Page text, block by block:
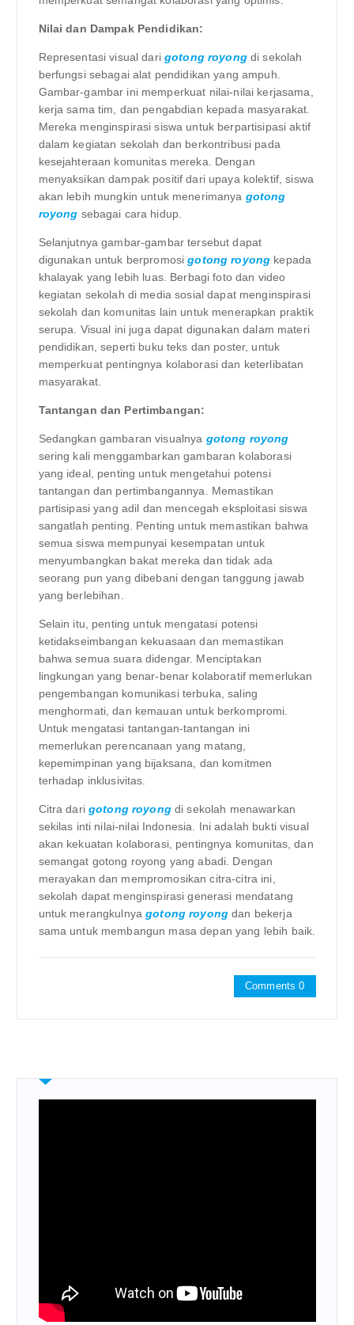
Nilai dan Dampak Pendidikan:
Representasi visual darigotong royongdi sekolah
berfungsi sebagai alat pendidikan yang ampuh.
Gambar-gambar ini memperkuat nilai-nilai kerjasama,
kerja sama tim, dan pengabdian kepada masyarakat.
Mereka menginspirasi siswa untuk berpartisipasi aktif
dalam kegiatan sekolah dan berkontribusi pada
kesejahteraan komunitas mereka. Dengan
menyaksikan dampak positif dari upaya kolektif, siswa
akan lebih mungkin untuk menerimanya gotong
royong sebagai cara hidup.
Selanjutnya gambar-gambar tersebut dapat
digunakan untuk berpromosigotong royong kepada
khalayak yang lebih luas. Berbagi foto dan video
kegiatan sekolah di media sosial dapat menginspirasi
sekolah dan komunitas lain untuk menerapkan praktik
serupa. Visual ini juga dapat digunakan dalam materi
pendidikan, seperti buku teks dan poster, untuk
memperkuat pentingnya kolaborasi dan keterlibatan
masyarakat.
Tantangan dan Pertimbangan:
Sedangkan gambaran visualnya gotong royong
sering kali menggambarkan gambaran kolaborasi
yang ideal, penting untuk mengetahui potensi
tantangan dan pertimbangannya. Memastikan
partisipasi yang adil dan mencegah eksploitasi siswa
sangatlah penting. Penting untuk memastikan bahwa
semua siswa mempunyai kesempatan untuk
menyumbangkan bakat mereka dan tidak ada
seorang pun yang dibebani dengan tanggung jawab
yang berlebihan.
Selain itu, penting untuk mengatasi potensi
ketidakseimbangan kekuasaan dan memastikan
bahwa semua suara didengar. Menciptakan
lingkungan yang benar-benar kolaboratif memerlukan
pengembangan komunikasi terbuka, saling
menghormati, dan kemauan untuk berkompromi.
Untuk mengatasi tantangan-tantangan ini
memerlukan perencanaan yang matang,
kepemimpinan yang bijaksana, dan komitmen
terhadap inklusivitas.
Citra darigotong royongdi sekolah menawarkan
sekilas inti nilai-nilai Indonesia. Ini adalah bukti visual
akan kekuatan kolaborasi, pentingnya komunitas, dan
semangat gotong royong yang abadi. Dengan
merayakan dan mempromosikan citra-citra ini,
sekolah dapat menginspirasi generasi mendatang
untuk merangkulnyagotong royong dan bekerja
sama untuk membangun masa depan yang lebih baik.
Comments 0